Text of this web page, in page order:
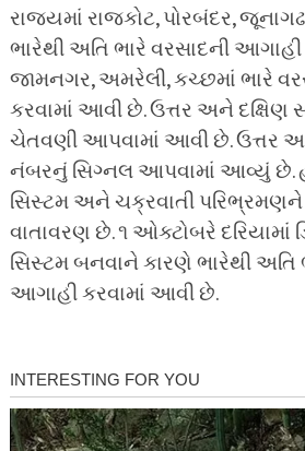
રાજ્યમાં રાજકોટ, પોરબંદર,
ભારેથી અતિ ભારે વરસાદની
જામનગર, અમરેલી, કચ્છમાં ભારે
કરવામાં આવી છે. ઉત્તર અને દક્ષિણ
ચેતવણી આપવામાં આવી છે. ઉત્તર
નંબરનું સિગ્નલ આપવામાં આવ્યું છે.
સિસ્ટમ અને ચક્રવાતી પરિભ્રમણને
વાતાવરણ છે. ૧ ઓક્ટોબરે
સિસ્ટમ બનવાને કારણે ભારેથી અતિ
આગાહી કરવામાં આવી છે.